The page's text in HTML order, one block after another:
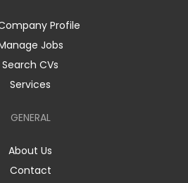
Profile
Jobs
Search CVs
Services
GENERAL
About Us
Contact